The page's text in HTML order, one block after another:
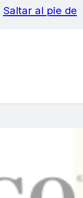
Saltar al pie de